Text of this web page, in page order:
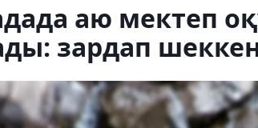
аю мектеп
зардап